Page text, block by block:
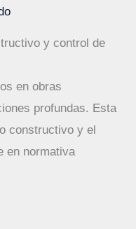
y control de
en obras
profundas. Esta
constructivo y el
en normativa